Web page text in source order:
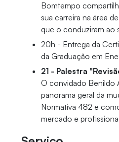
Bomtempo
sua carreira na área
que o conduziram ao
20h - Entrega da
da Graduação em
21 - Palestra
O convidado Benildo
panorama geral da
Normativa 482 e
mercado e